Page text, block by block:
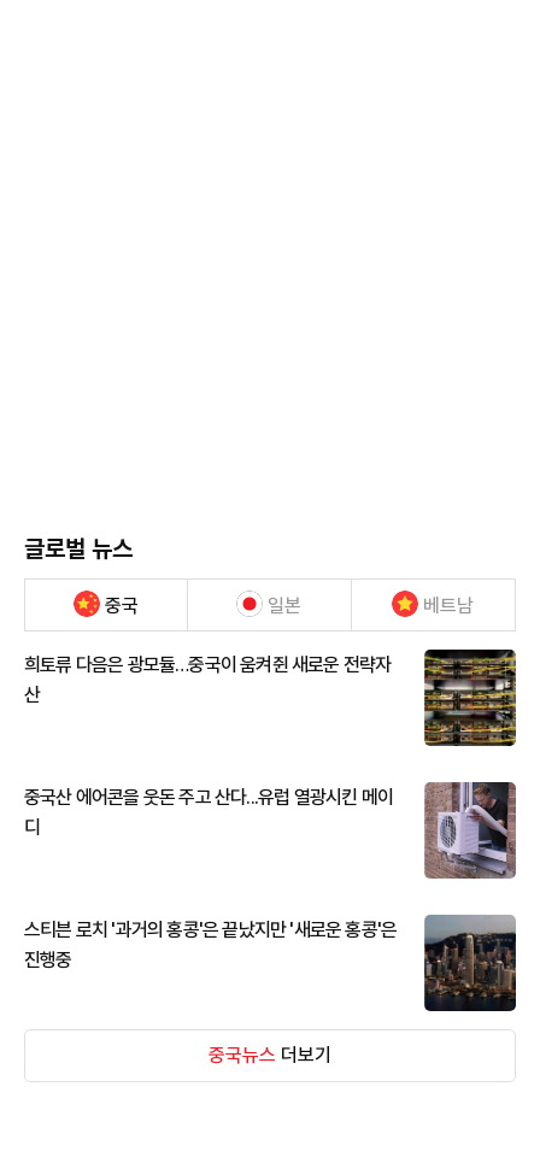
글로벌 뉴스
중국 일본 베트남
희토류 다음은 광모듈…중국이 움켜쥔 새로운 전략자
산
중국산 에어콘을 웃돈 주고 산다...유럽 열광시킨 메이
디
스티븐 로치 '과거의 홍콩'은 끝났지만 '새로운 홍콩'은
진행중
중국뉴스 더보기